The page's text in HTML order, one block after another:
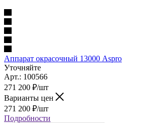
Аппарат окрасочный 13000 Aspro
Уточняйте
Арт.: 100566
271 200 ₽/шт
Варианты цен
271 200 ₽/шт
Подробности